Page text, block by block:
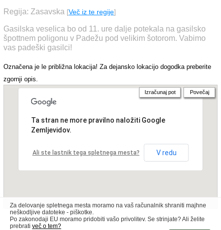
Regija: Zasavska [Več iz te regije]
Gasilska veselica bo od 11. ure dalje potekala na gasilsko
špottnem poligonu v Padežu pod velikim šotorom. Vabimo
vas padeški gasilci!
Označena je le približna lokacija! Za dejansko lokacijo dogodka preberite
zgornji opis.
Ta stran ne more pravilno naložiti Google
Zemljevidov.
Ali ste lastnik tega spletnega mesta? V redu
Izračunaj pot Povečaj
Za delovanje spletnega mesta moramo na vaš računalnik shraniti majhne
neškodljive datoteke - piškotke.
Po zakonodaji EU moramo pridobiti vašo privolitev. Se strinjate? Ali želite
prebrati več o tem?